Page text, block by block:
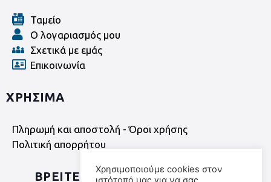
Ταμείο
Ο λογαριασμός μου
Σχετικά με εμάς
Επικοινωνία
ΧΡΗΣΙΜΑ
Πληρωμή και αποστολή - Όροι χρήσης
Πολιτική απορρήτου
ΒΡΕΙΤΕ ΜΑΣ ΣΤΑ SOCIAL MEDIA
Χρησιμοποιούμε cookies στον